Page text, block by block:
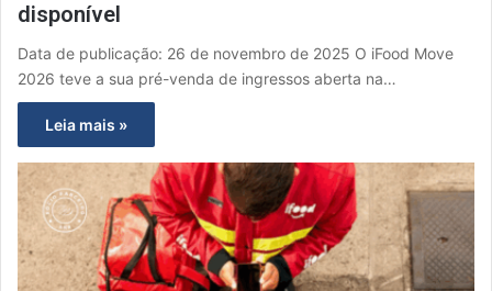
disponível
Data de publicação: 26 de novembro de 2025 O iFood Move
2026 teve a sua pré-venda de ingressos aberta na…
Leia mais »